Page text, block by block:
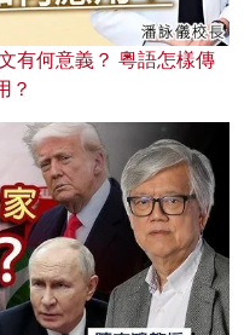
有何意義？ 粵語怎樣傳
？